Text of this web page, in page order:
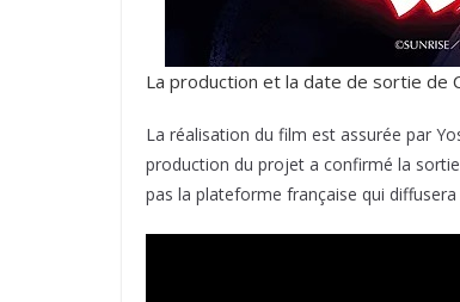
La production et la date de sortie de
La réalisation du film est assurée par
production du projet a confirmé la
pas la plateforme française qui diffusera